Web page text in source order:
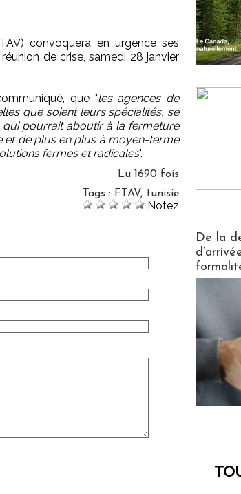
convoquera en urgence ses
de crise, samedi 28 janvier
que "les agences de
que soient leurs spécialités, se
pourrait aboutir à la fermeture
et de plus en plus à moyen-terme
fermes et radicales".
Lu 1690 fois
Tags : FTAV, tunisie
Notez
De la